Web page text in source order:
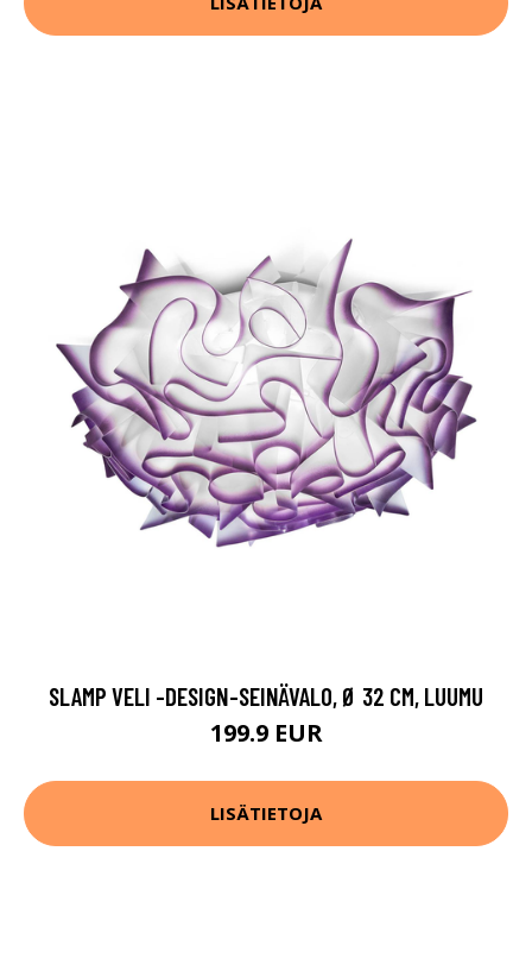
SLAMP VELI -DESIGN-SEINÄVALO, Ø 32 CM, LUUMU
199.9 EUR
LISÄTIETOJA